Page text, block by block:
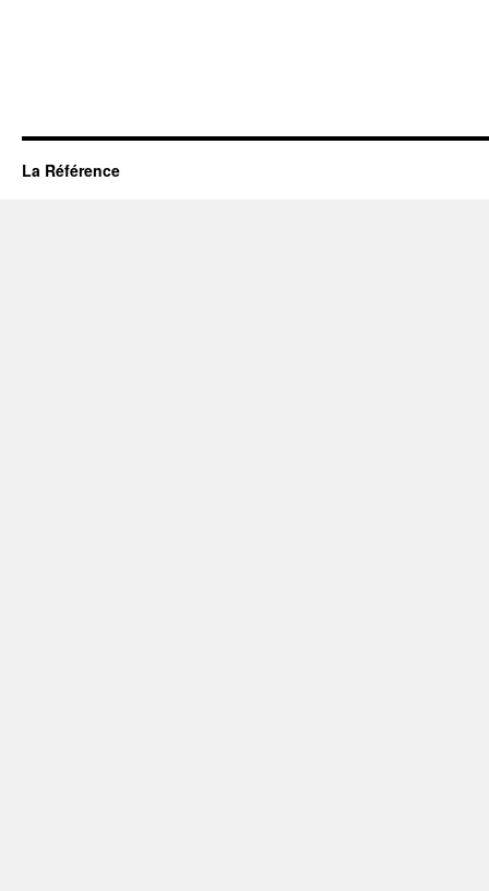
La Référence